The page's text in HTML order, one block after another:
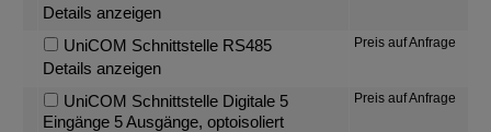
Details anzeigen
UniCOM Schnittstelle RS485
Details anzeigen
Preis auf Anfrage
UniCOM Schnittstelle Digitale 5
Eingänge 5 Ausgänge, optoisoliert
Preis auf Anfrage